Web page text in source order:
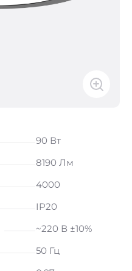
90 Вт
8190 Лм
4000
IP20
~220 В ±10%
50 Гц